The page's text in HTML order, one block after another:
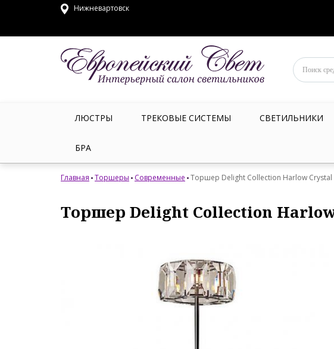
Нижневартовск
ЛЮСТРЫ ТРЕКОВЫЕ СИСТЕМЫ СВЕТИЛЬНИКИ
БРА
Главная Торшеры Современные Торшер Delight Collection Harlow Crystal
Торшер Delight Collection Harlow